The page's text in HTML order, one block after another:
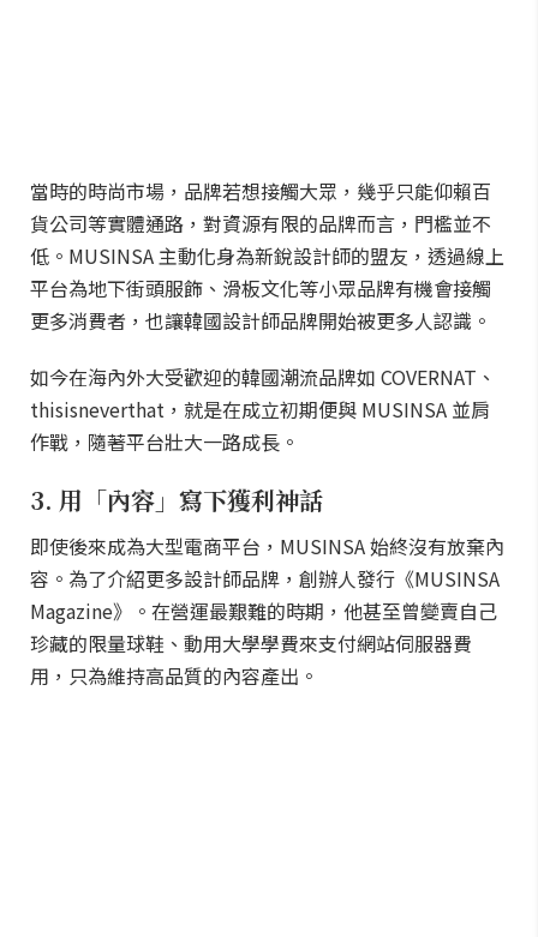
當時的時尚市場，品牌若想接觸大眾，幾乎只能仰賴百
貨公司等實體通路，對資源有限的品牌而言，門檻並不
低。MUSINSA 主動化身為新銳設計師的盟友，透過線上
平台為地下街頭服飾、滑板文化等小眾品牌有機會接觸
更多消費者，也讓韓國設計師品牌開始被更多人認識。
如今在海內外大受歡迎的韓國潮流品牌如 COVERNAT、
thisisneverthat，就是在成立初期便與 MUSINSA 並肩
作戰，隨著平台壯大一路成長。
3. 用「內容」寫下獲利神話
即使後來成為大型電商平台，MUSINSA 始終沒有放棄內
容。為了介紹更多設計師品牌，創辦人發行《MUSINSA
Magazine》。在營運最艱難的時期，他甚至曾變賣自己
珍藏的限量球鞋、動用大學學費來支付網站伺服器費
用，只為維持高品質的內容產出。